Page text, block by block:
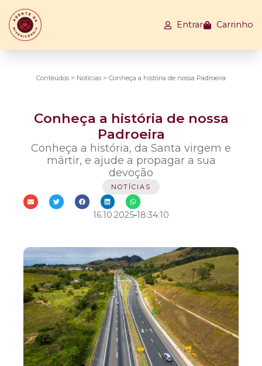
Entrar Carrinho
Conteúdos > Notícias > Conheça a história de nossa Padroeira
Conheça a história de nossa
Padroeira
Conheça a história, da Santa virgem e
mártir, e ajude a propagar a sua
devoção
NOTÍCIAS
16.10.2025 18:34:10